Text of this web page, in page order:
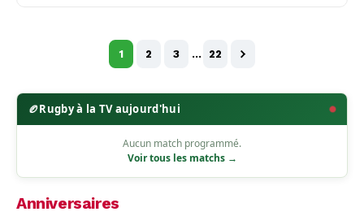
1 2 3 … 22
🏉Rugby à la TV aujourd'hui
Aucun match programmé.
Voir tous les matchs →
Anniversaires